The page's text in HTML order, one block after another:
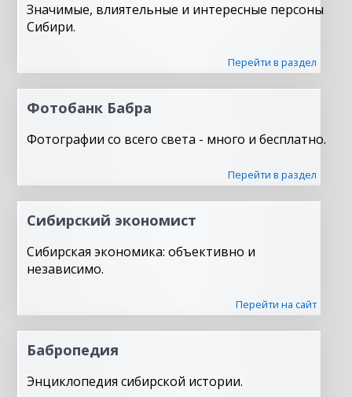
Значимые, влиятельные и интересные персоны
Сибири.
Перейти в раздел
Фотобанк Бабра
Фотографии со всего света - много и бесплатно.
Перейти в раздел
Сибирский экономист
Сибирская экономика: объективно и
независимо.
Перейти на сайт
Бабропедия
Энциклопедия сибирской истории.